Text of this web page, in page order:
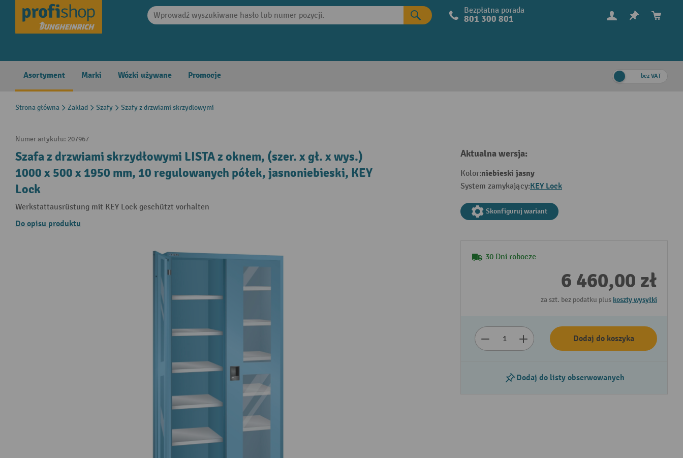
Skip to main navigation Bezpłatna porada
801 300 801
Asortyment Marki Wózki używane Promocje bez VAT
Strona główna Zaklad Szafy Szafy z drzwiami skrzydlowymi
Numer artykułu: 207967
Szafa z drzwiami skrzydłowymi LISTA z oknem, (szer. x gł. x wys.)
1000 x 500 x 1950 mm, 10 regulowanych półek, jasnoniebieski, KEY
Lock
Werkstattausrüstung mit KEY Lock geschützt vorhalten
Do opisu produktu
Aktualna wersja:
Kolor:niebieski jasny
System zamykający:KEY Lock
Skonfiguruj wariant
30 Dni robocze
6 460,00 zł
za szt. bez podatku plus koszty wysyłki
Dodaj do koszyka
Dodaj do listy obserwowanych